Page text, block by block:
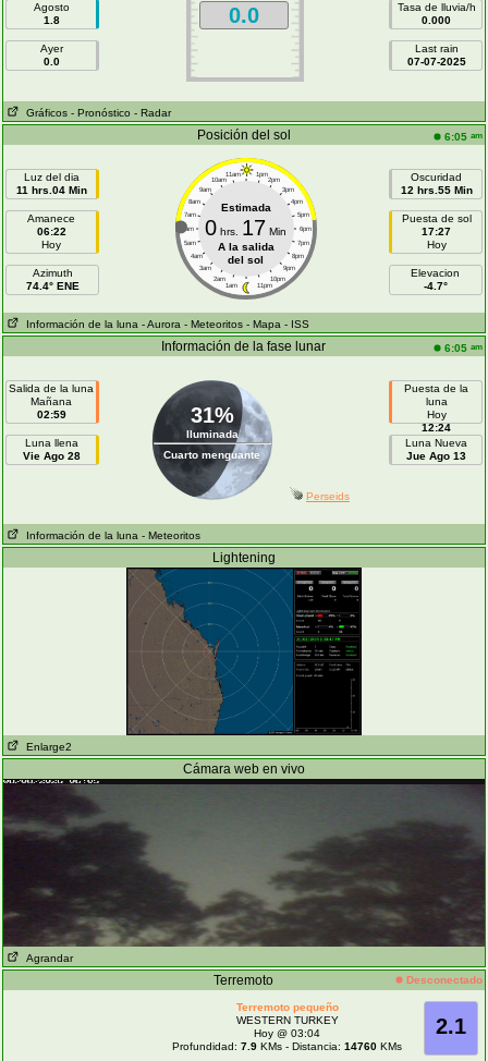
Agosto
1.8
Ayer
0.0
0.0
Tasa de lluvia/h
0.000
Last rain
07-07-2025
Gráficos - Pronóstico - Radar
Posición del sol 6:05 am
Luz del dia
11 hrs.04 Min
Amanece
06:22
Hoy
Azimuth
74.4° ENE
11am 1pm
10am 2pm
9am 3pm
8am 4pm
7am 5pm
6am 6pm
5am 7pm
4am 8pm
3am 9pm
2am 10pm
1am 11pm
Estimada
0 hrs. 17 Min
A la salida
del sol
Oscuridad
12 hrs.55 Min
Puesta de sol
17:27
Hoy
Elevacion
-4.7°
Información de la luna - Aurora - Meteoritos - Mapa - ISS
Información de la fase lunar 6:05 am
Salida de la luna
Mañana
02:59
Luna llena
Vie Ago 28
31%
Iluminada
Cuarto menguante
Puesta de la
luna
Hoy
12:24
Luna Nueva
Jue Ago 13
Perseids
Información de la luna - Meteoritos
Lightening
Enlarge2
Cámara web en vivo
Agrandar
Terremoto Desconectado
2.1
Terremoto pequeño
WESTERN TURKEY
Hoy @ 03:04
Profundidad:7.9 KMs - Distancia:14760 KMs